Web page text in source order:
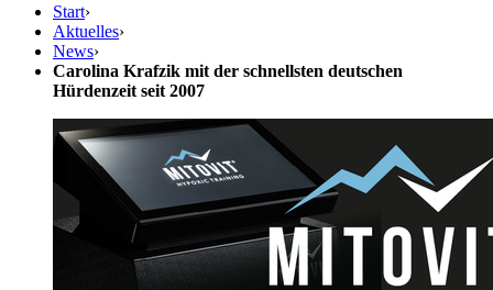
Start›
Aktuelles›
News›
Carolina Krafzik mit der schnellsten deutschen
Hürdenzeit seit 2007